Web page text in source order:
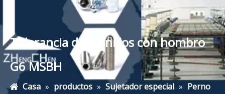
Tolerancia de tornillos con hombro
G6 MSBH
Casa » productos » Sujetador especial » Perno